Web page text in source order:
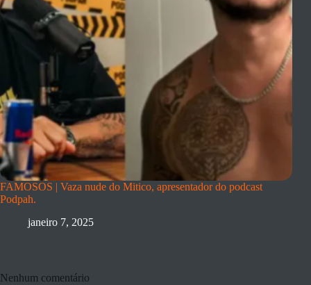
FAMOSOS | Vaza nude do Mitico, apresentador do podcast
Podpah.
janeiro 7, 2025
Nenhum comentário